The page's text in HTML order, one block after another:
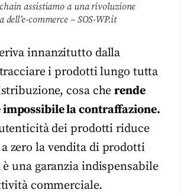
assistiamo a una rivoluzione
dell’e-commerce – SOS-WP.it
innanzitutto dalla
i prodotti lungo tutta
cosa cherende
la contraffazione.
dei prodotti riduce
zero la vendita di prodotti
una garanzia indispensabile
commerciale.